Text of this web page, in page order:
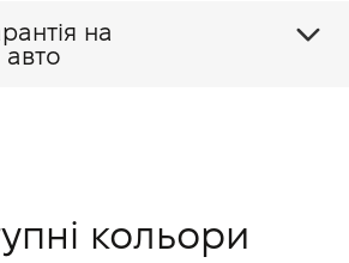
на
авто
кольори